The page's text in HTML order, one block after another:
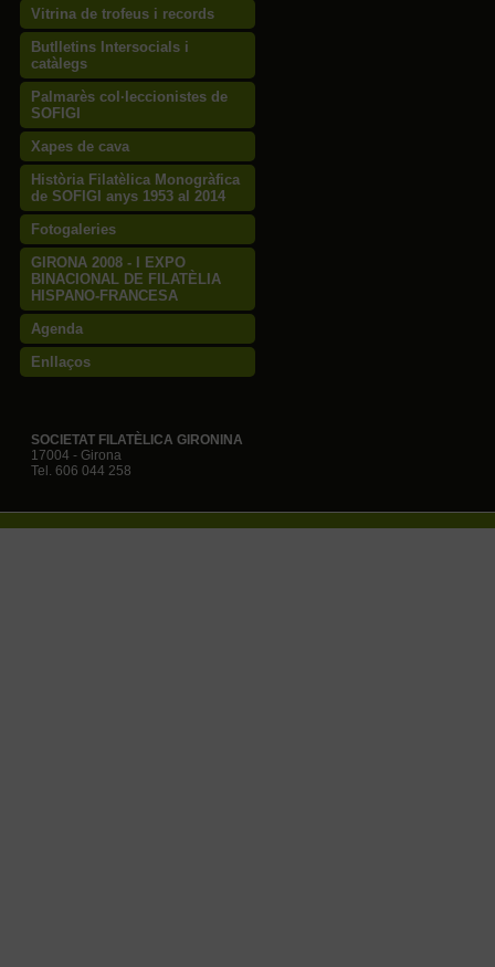
Vitrina de trofeus i records
Butlletins Intersocials i
catàlegs
Palmarès col·leccionistes de
SOFIGI
Xapes de cava
Història Filatèlica Monogràfica
de SOFIGI anys 1953 al 2014
Fotogaleries
GIRONA 2008 - I EXPO
BINACIONAL DE FILATÈLIA
HISPANO-FRANCESA
Agenda
Enllaços
SOCIETAT FILATÈLICA GIRONINA
17004 - Girona
Tel. 606 044 258